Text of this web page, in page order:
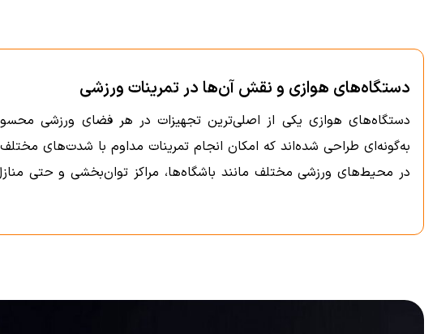
دستگاه‌های هوازی و نقش آن‌ها در تمرینات ورزشی
دستگاه‌های هوازی یکی از اصلی‌ترین تجهیزات در هر فضای ورزشی
به‌گونه‌ای طراحی شده‌اند که امکان انجام تمرینات مداوم با شدت‌های مختلف
در محیط‌های ورزشی مختلف مانند باشگاه‌ها، مراکز توان‌بخشی و حتی
تنوع دستگاه‌های هوازی و کاربرد آن‌ها
فیزیکی و فضای در دسترس، گزینه مناسب را انتخاب کنند.
در میان پرکاربردترین دستگاه‌های هوازی می‌توان به تردمیل، دوچرخه